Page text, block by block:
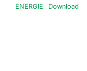
ENERGIE
Download